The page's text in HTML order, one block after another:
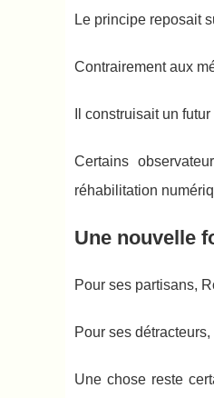
Le principe reposait
Contrairement aux
Il construisait un
Certains
réhabilitation
Une nouvelle
Pour ses partisans,
Pour ses
Une chose reste